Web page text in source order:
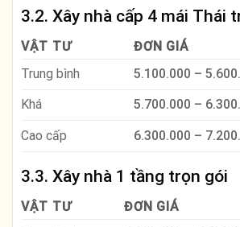
3.2. Xây nhà cấp 4 mái Thái
VẬT TƯ
ĐƠN GIÁ
Trung bình
5.100.000 –
Khá
5.700.000 –
Cao cấp 6.300.000 –
3.3. Xây nhà 1 tầng trọn gói
VẬT TƯ
ĐƠN GIÁ